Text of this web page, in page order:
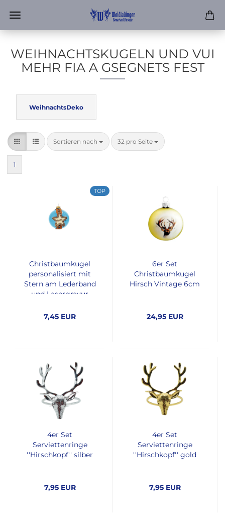
WEIHNACHTSKUGELN UND VUI
MEHR FIA A GSEGNETS FEST
WeihnachtsDeko
Sortieren nach
Sortieren nach 32 pro Seite
pro Seite
1
TOP
Christbaumkugel
personalisiert mit
Stern am Lederband
und Lasergravur
7,45 EUR
6er Set
Christbaumkugel
Hirsch Vintage 6cm
24,95 EUR
4er Set
Serviettenringe
''Hirschkopf'' silber
7,95 EUR
4er Set
Serviettenringe
''Hirschkopf'' gold
7,95 EUR